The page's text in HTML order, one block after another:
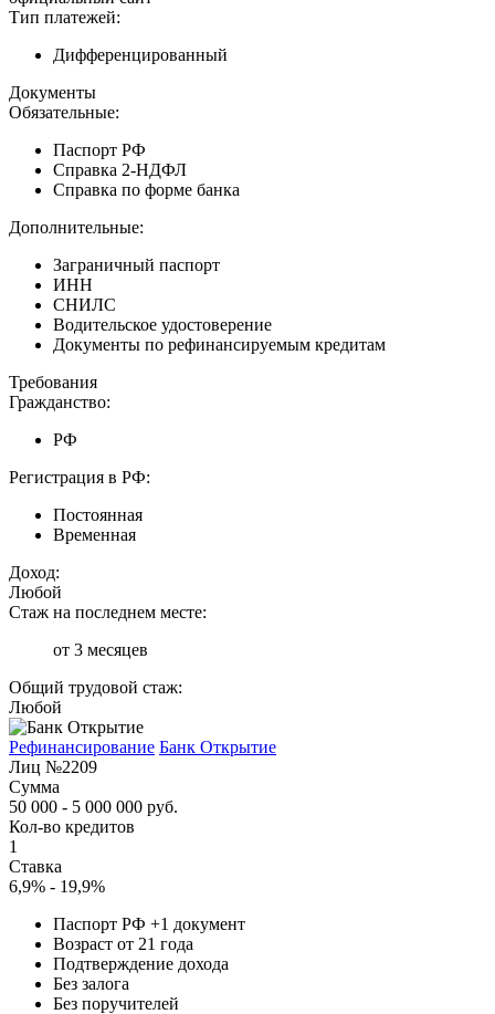
Тип платежей:
Дифференцированный
Документы
Обязательные:
Паспорт РФ
Справка 2-НДФЛ
Справка по форме банка
Дополнительные:
Заграничный паспорт
ИНН
СНИЛС
Водительское удостоверение
Документы по рефинансируемым кредитам
Требования
Гражданство:
РФ
Регистрация в РФ:
Постоянная
Временная
Доход:
Любой
Стаж на последнем месте:
от 3 месяцев
Общий трудовой стаж:
Любой
Рефинансирование Банк Открытие
Лиц №2209
Сумма
50 000 - 5 000 000 руб.
Кол-во кредитов
1
Ставка
6,9% - 19,9%
Паспорт РФ +1 документ
Возраст от 21 года
Подтверждение дохода
Без залога
Без поручителей